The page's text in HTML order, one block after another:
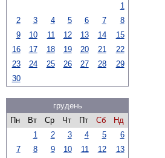
1
2
3 4 5 6 7
8
9
10 11 12 13 14
15
16
17 18 19 20 21
22
23
24 25 26 27 28
29
30
грудень
Пн
Вт Ср Чт Пт Сб
Нд
1
2 3 4 5
6
7
8 9 10 11 12
13